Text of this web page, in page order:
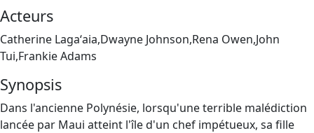
Acteurs
Catherine Lagaʻaia,Dwayne Johnson,Rena Owen,John
Tui,Frankie Adams
Synopsis
Dans l'ancienne Polynésie, lorsqu'une terrible malédiction
lancée par Maui atteint l'île d'un chef impétueux, sa fille